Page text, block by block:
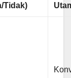
Tidak)